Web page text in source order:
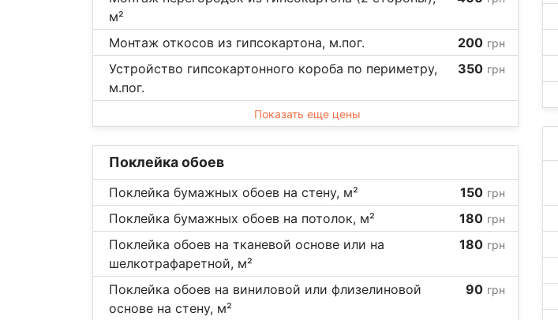
м²
Монтаж откосов из гипсокартона, м.пог. 200 грн
Устройство гипсокартонного короба по периметру,
м.пог.
350 грн
Показать еще цены
Поклейка обоев
Поклейка бумажных обоев на стену, м² 150 грн
Поклейка бумажных обоев на потолок, м² 180 грн
Поклейка обоев на тканевой основе или на
шелкотрафаретной, м²
180 грн
Поклейка обоев на виниловой или флизелиновой
основе на стену, м²
90 грн